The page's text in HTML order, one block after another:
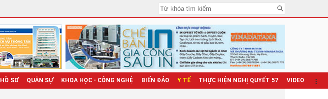
HỒ SƠ QUÂN SỰ KHOA HỌC - CÔNG NGHỆ BIỂN ĐẢO Y TẾ THỰC HIỆN NGHỊ QUYẾT 57 VIDEO